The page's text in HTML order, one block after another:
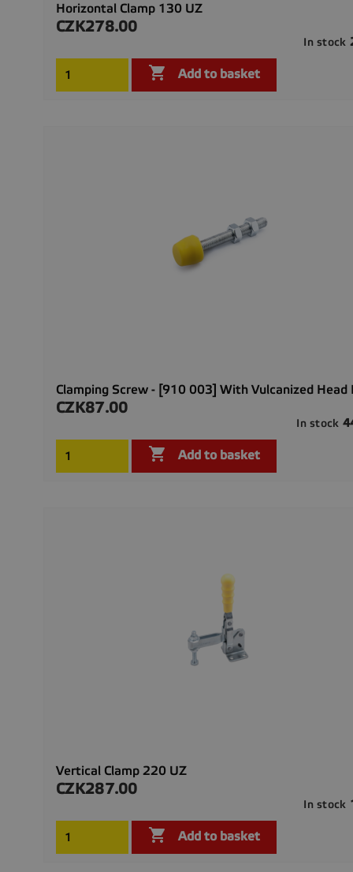
Horizontal Clamp 130 UZ
Price
CZK278.00
In stock
 Add to basket
Clamping Screw - [910 003] With Vulcanized Head
Price
CZK87.00
In stock
 Add to basket
Vertical Clamp 220 UZ
Price
CZK287.00
In stock
 Add to basket